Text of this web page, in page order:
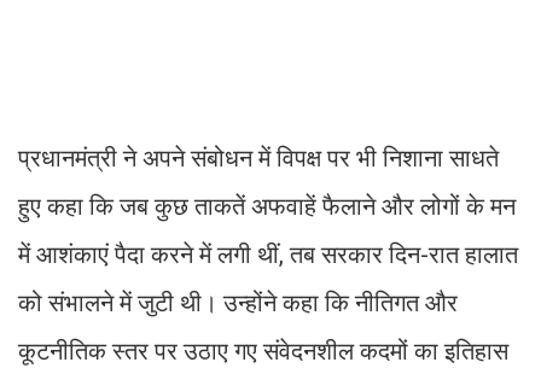
प्रधानमंत्री ने अपने संबोधन में विपक्ष पर भी निशाना साधते
हुए कहा कि जब कुछ ताकतें अफवाहें फैलाने और लोगों के मन
में आशंकाएं पैदा करने में लगी थीं, तब सरकार दिन-रात हालात
को संभालने में जुटी थी। उन्होंने कहा कि नीतिगत और
कूटनीतिक स्तर पर उठाए गए संवेदनशील कदमों का इतिहास